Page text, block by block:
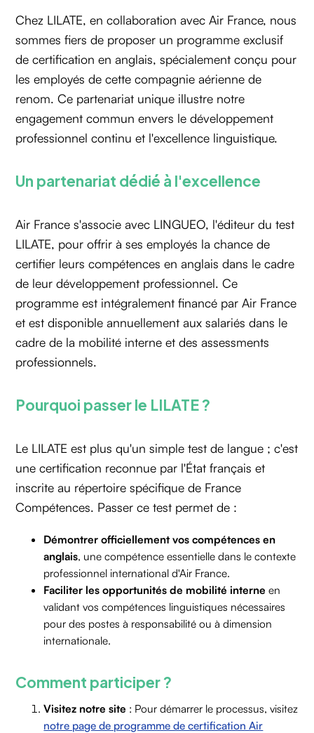
Chez LILATE, en collaboration avec Air France, nous
sommes fiers de proposer un programme exclusif
de certification en anglais, spécialement conçu pour
les employés de cette compagnie aérienne de
renom. Ce partenariat unique illustre notre
engagement commun envers le développement
professionnel continu et l'excellence linguistique.
Un partenariat dédié à l'excellence
Air France s'associe avec LINGUEO, l'éditeur du test
LILATE, pour offrir à ses employés la chance de
certifier leurs compétences en anglais dans le cadre
de leur développement professionnel. Ce
programme est intégralement financé par Air France
et est disponible annuellement aux salariés dans le
cadre de la mobilité interne et des assessments
professionnels.
Pourquoi passer le LILATE ?
Le LILATE est plus qu'un simple test de langue ; c'est
une certification reconnue par l'État français et
inscrite au répertoire spécifique de France
Compétences. Passer ce test permet de :
Démontrer officiellement vos compétences en
anglais, une compétence essentielle dans le contexte
professionnel international d'Air France.
Faciliter les opportunités de mobilité interne en
validant vos compétences linguistiques nécessaires
pour des postes à responsabilité ou à dimension
internationale.
Comment participer ?
Visitez notre site : Pour démarrer le processus, visitez
notre page de programme de certification Air